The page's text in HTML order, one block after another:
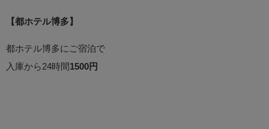
【都ホテル博多】
都ホテル博多にご宿泊で
入庫から24時間 1500円